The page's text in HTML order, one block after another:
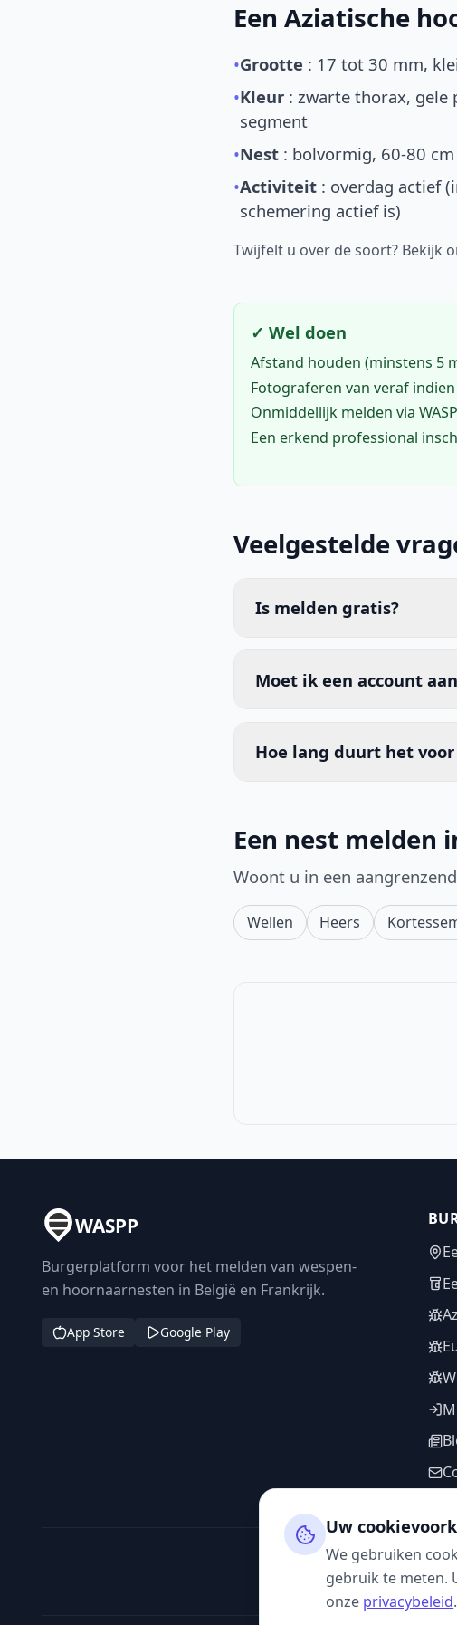
Een Aziatische
•Grootte : 17 tot 30 mm,
•Kleur : zwarte thorax, gele
segment
•Nest : bolvormig, 60-80
•Activiteit : overdag actief
schemering actief is)
Twijfelt u over de soort? Bekijk
✓ Wel doen
Afstand houden (minstens 5
Fotograferen van veraf
Onmiddellijk melden via
Een erkend professional
Veelgestelde
Is melden gratis?
Moet ik een account
Hoe lang duurt het
Een nest melden
Woont u in een
Wellen Heers
WASPP
Burgerplatform voor het melden van wespen-
en hoornaarnesten in België en Frankrijk.
App Store Google Play
Uw
We gebruiken
gebruik te meten.
onze privacybeleid.